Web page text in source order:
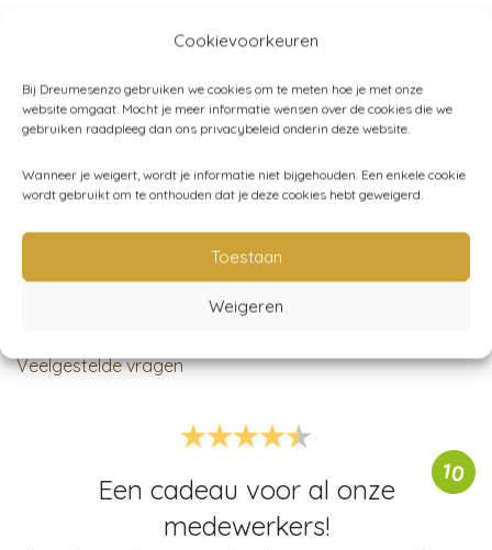
Cookievoorkeuren
Bij Dreumesenzo gebruiken we cookies om te meten hoe je met onze
website omgaat. Mocht je meer informatie wensen over de cookies die we
gebruiken raadpleeg dan ons privacybeleid onderin deze website.
Wanneer je weigert, wordt je informatie niet bijgehouden. Een enkele cookie
wordt gebruikt om te onthouden dat je deze cookies hebt geweigerd.
Toestaan
Weigeren
Contact
Veelgestelde vragen
10
Een cadeau voor al onze
medewerkers!